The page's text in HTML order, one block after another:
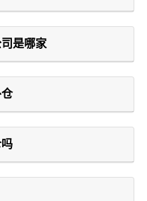
是哪家